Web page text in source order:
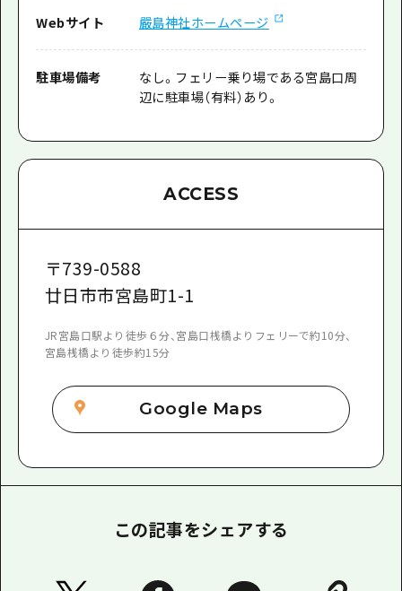
Webサイト 嚴島神社ホームページ
駐車場備考
なし。フェリー乗り場である宮島口周
辺に駐車場（有料）あり。
ACCESS
〒739-0588
廿日市市宮島町1-1
JR宮島口駅より徒歩６分、宮島口桟橋よりフェリーで約10分、
宮島桟橋より徒歩約15分
Google Maps
この記事をシェアする